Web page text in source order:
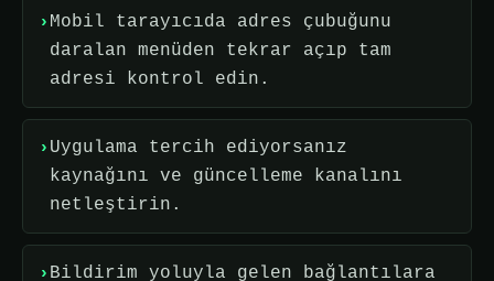
Mobil tarayıcıda adres çubuğunu
daralan menüden tekrar açıp tam
adresi kontrol edin.
Uygulama tercih ediyorsanız
kaynağını ve güncelleme kanalını
netleştirin.
Bildirim yoluyla gelen bağlantılara